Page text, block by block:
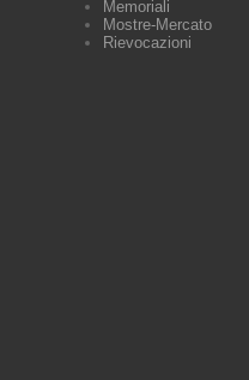
Memoriali
Mostre-Mercato
Rievocazioni